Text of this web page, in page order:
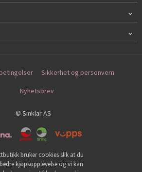
Sikkerhet og personvern
Nyhetsbrev
© Sinklar AS
bruker cookies slik at du
kjøpsopplevelse og vi kan